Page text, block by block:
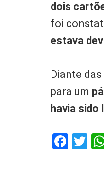
dois
foi
estava
Diante
para um
havia sido